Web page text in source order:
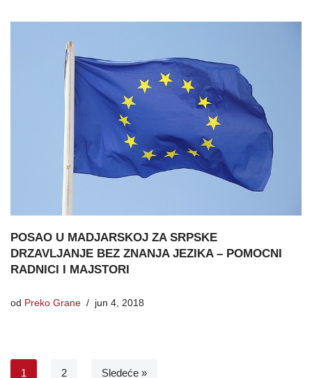
POSAO U MADJARSKOJ ZA SRPSKE
DRZAVLJANJE BEZ ZNANJA JEZIKA – POMOCNI
RADNICI I MAJSTORI
od Preko Grane jun 4, 2018
1 2 Sledeće »